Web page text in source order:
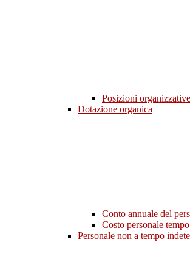
Posizioni organizzative
Dotazione organica
Conto annuale del
Costo personale
Personale non a tempo